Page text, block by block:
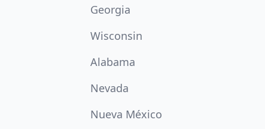
Georgia
Wisconsin
Alabama
Nevada
Nueva México